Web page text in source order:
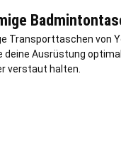
Transporttaschen von
deine Ausrüstung
verstaut halten.